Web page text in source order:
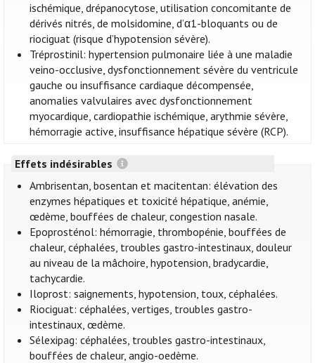
ischémique, drépanocytose, utilisation concomitante de
dérivés nitrés, de molsidomine, d’α1-bloquants ou de
riociguat (risque d’hypotension sévère).
Tréprostinil: hypertension pulmonaire liée à une maladie
veino-occlusive, dysfonctionnement sévère du ventricule
gauche ou insuffisance cardiaque décompensée,
anomalies valvulaires avec dysfonctionnement
myocardique, cardiopathie ischémique, arythmie sévère,
hémorragie active, insuffisance hépatique sévère (RCP).
Effets indésirables
Ambrisentan, bosentan et macitentan: élévation des
enzymes hépatiques et toxicité hépatique, anémie,
œdème, bouffées de chaleur, congestion nasale.
Epoprosténol: hémorragie, thrombopénie, bouffées de
chaleur, céphalées, troubles gastro-intestinaux, douleur
au niveau de la mâchoire, hypotension, bradycardie,
tachycardie.
Iloprost: saignements, hypotension, toux, céphalées.
Riociguat: céphalées, vertiges, troubles gastro-
intestinaux, œdème.
Sélexipag: céphalées, troubles gastro-intestinaux,
bouffées de chaleur, angio-oedème.